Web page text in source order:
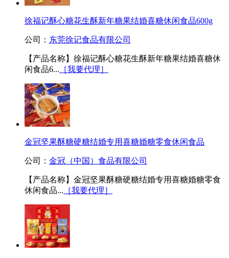
徐福记酥心糖花生酥新年糖果结婚喜糖休闲食品600g
公司： 东莞徐记食品有限公司
【产品名称】徐福记酥心糖花生酥新年糖果结婚喜糖休
闲食品6... ［我要代理］
金冠坚果酥糖硬糖结婚专用喜糖婚糖零食休闲食品
公司： 金冠（中国）食品有限公司
【产品名称】金冠坚果酥糖硬糖结婚专用喜糖婚糖零食
休闲食品... ［我要代理］